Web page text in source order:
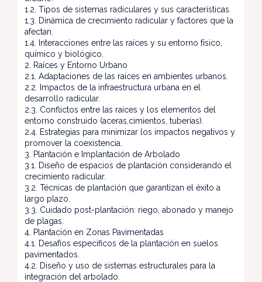
1.2. Tipos de sistemas radiculares y sus características.
1.3. Dinámica de crecimiento radicular y factores que la
afectan.
1.4. Interacciones entre las raíces y su entorno físico,
químico y biológico.
2. Raíces y Entorno Urbano
2.1. Adaptaciones de las raíces en ambientes urbanos.
2.2. Impactos de la infraestructura urbana en el
desarrollo radicular.
2.3. Conflictos entre las raíces y los elementos del
entorno construido (aceras,cimientos, tuberías).
2.4. Estrategias para minimizar los impactos negativos y
promover la coexistencia.
3. Plantación e Implantación de Arbolado
3.1. Diseño de espacios de plantación considerando el
crecimiento radicular.
3.2. Técnicas de plantación que garantizan el éxito a
largo plazo.
3.3. Cuidado post-plantación: riego, abonado y manejo
de plagas.
4. Plantación en Zonas Pavimentadas
4.1. Desafíos específicos de la plantación en suelos
pavimentados.
4.2. Diseño y uso de sistemas estructurales para la
integración del arbolado.